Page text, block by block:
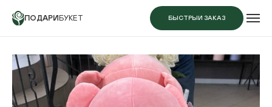
ПОДАРИ БУКЕТ БЫСТРЫЙ ЗАКАЗ